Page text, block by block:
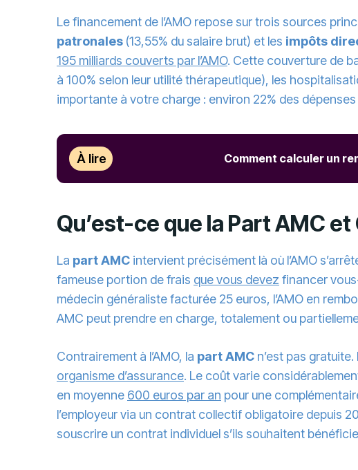
Le financement de l’AMO repose sur trois sources
patronales (13,55% du salaire brut) et les impôts
195 milliards couverts par l’AMO. Cette couverture de
à 100% selon leur utilité thérapeutique), les
importante à votre charge : environ 22% des
À lire Comment calculer un
Qu’est-ce que la Part AMC et
La part AMC intervient précisément là où l’AMO
fameuse portion de frais que vous devez financer
médecin généraliste facturée 25 euros, l’AMO en
AMC peut prendre en charge, totalement ou
Contrairement à l’AMO, la part AMC n’est pas
organisme d’assurance. Le coût varie
en moyenne 600 euros par an pour une
l’employeur via un contrat collectif obligatoire depuis
souscrire un contrat individuel s’ils souhaitent